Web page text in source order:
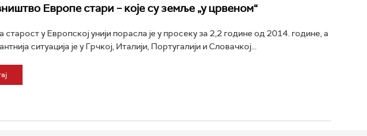
Европе стари – које су земље „у црвеном“
старост у Европској унији порасла је у просеку за 2,2 године од 2014. године, а
ситуација је у Грчкој, Италији, Португалији и Словачкој...